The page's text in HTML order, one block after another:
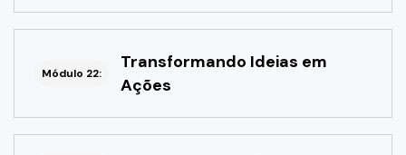
Módulo 22:
Transformando Ideias em
Ações